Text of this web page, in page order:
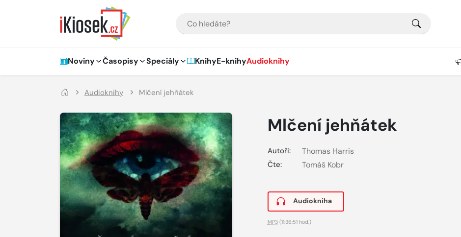
Hlavní navigace
Noviny Časopisy Speciály KnihyE-knihyAudioknihy
Audioknihy Mlčení jehňátek
Mlčení jehňátek
Autoři: Thomas Harris
Čte: Tomáš Kobr
Audiokniha
MP3(11:36:51 hod.)